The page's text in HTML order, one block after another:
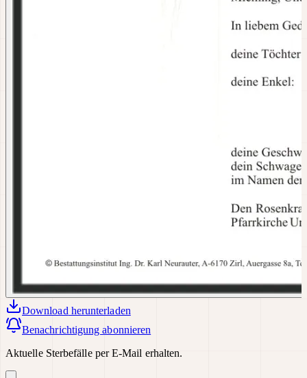
Download herunterladen
Benachrichtigung abonnieren
Aktuelle Sterbefälle per E-Mail erhalten.